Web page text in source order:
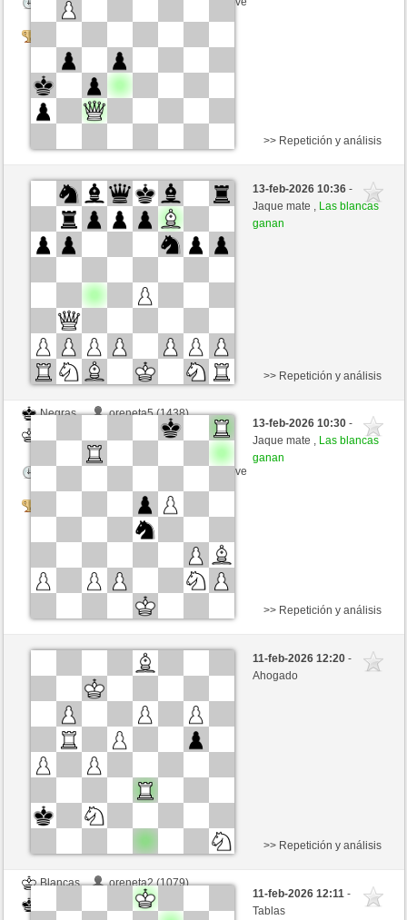
Blancas
oreneta13 (1380)
Negras
oreneta3 (1315)
Tiempo: 3 minutes/side + 0 seconds/move
>> Repetición y análisis
13-feb-2026 10:36-
Jaque mate , Las blancas
ganan
Negras
oreneta5 (1438)
oreneta3 (1315)
Tiempo: 3 minutes/side + 0 seconds/move
>> Repetición y análisis
13-feb-2026 10:30-
Jaque mate , Las blancas
ganan
Negras
oreneta1 (1341)
oreneta3 (1315)
Tiempo: 3 minutes/side + 0 seconds/move
Tournament
>> Repetición y análisis
11-feb-2026 12:20-
Ahogado
Blancas
oreneta2 (1079)
oreneta3 (1315)
>> Repetición y análisis
11-feb-2026 12:11-
Tablas